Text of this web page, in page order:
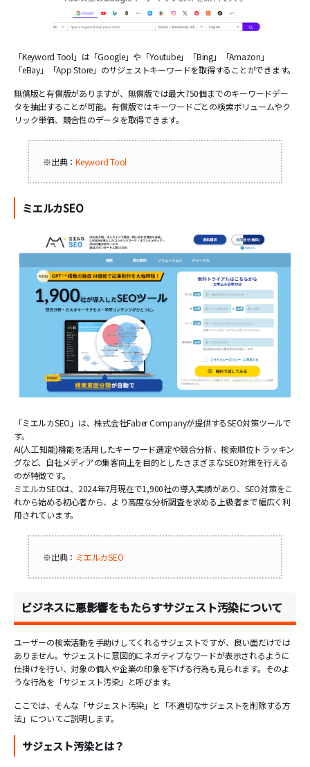
「Keyword Tool」は「Google」や「Youtube」「Bing」「Amazon」
「eBay」「App Store」のサジェストキーワードを取得することができます。
無償版と有償版がありますが、無償版では最大750個までのキーワードデー
タを抽出することが可能。有償版ではキーワードごとの検索ボリュームやク
リック単価、競合性のデータを取得できます。
※出典：Keyword Tool
ミエルカSEO
「ミエルカSEO」は、株式会社Faber Companyが提供するSEO対策ツールで
す。
AI(人工知能)機能を活用したキーワード選定や競合分析、検索順位トラッキン
グなど、自社メディアの集客向上を目的としたさまざまなSEO対策を行える
のが特徴です。
ミエルカSEOは、2024年7月現在で1,900社の導入実績があり、SEO対策をこ
れから始める初心者から、より高度な分析調査を求める上級者まで幅広く利
用されています。
※出典： ミエルカSEO
ビジネスに悪影響をもたらすサジェスト汚染について
ユーザーの検索活動を手助けしてくれるサジェストですが、良い面だけでは
ありません。サジェストに意図的にネガティブなワードが表示されるように
仕掛けを行い、対象の個人や企業の印象を下げる行為も見られます。そのよ
うな行為を「サジェスト汚染」と呼びます。
ここでは、そんな「サジェスト汚染」と「不適切なサジェストを削除する方
法」についてご説明します。
サジェスト汚染とは？